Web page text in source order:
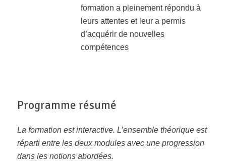
formation a pleinement répondu à
leurs attentes et leur a permis
d’acquérir de nouvelles
compétences
Programme résumé
La formation est interactive. L’ensemble théorique est
réparti entre les deux modules avec une progression
dans les notions abordées.